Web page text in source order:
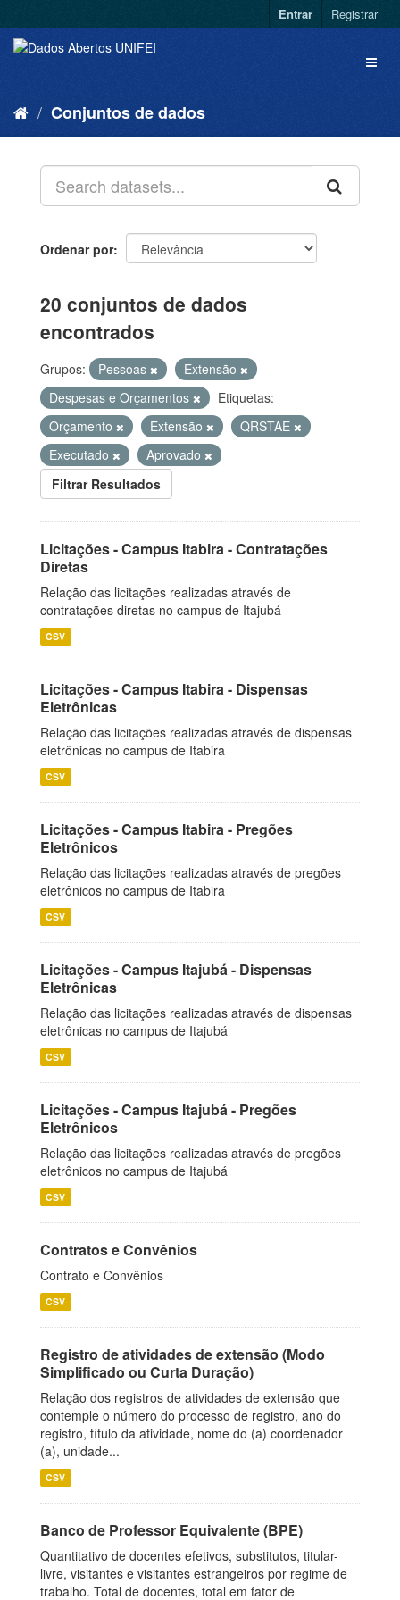
Entrar Registrar
Conjuntos de dados
Ordenar por
20 conjuntos de dados
encontrados
Grupos: Pessoas
Extensão
Despesas e Orçamentos
Etiquetas:
Orçamento
Extensão
QRSTAE
Executado
Aprovado
Filtrar Resultados
Licitações - Campus Itabira - Contratações
Diretas
Relação das licitações realizadas através de
contratações diretas no campus de Itajubá
CSV
Licitações - Campus Itabira - Dispensas
Eletrônicas
Relação das licitações realizadas através de dispensas
eletrônicas no campus de Itabira
CSV
Licitações - Campus Itabira - Pregões
Eletrônicos
Relação das licitações realizadas através de pregões
eletrônicos no campus de Itabira
CSV
Licitações - Campus Itajubá - Dispensas
Eletrônicas
Relação das licitações realizadas através de dispensas
eletrônicas no campus de Itajubá
CSV
Licitações - Campus Itajubá - Pregões
Eletrônicos
Relação das licitações realizadas através de pregões
eletrônicos no campus de Itajubá
CSV
Contratos e Convênios
Contrato e Convênios
CSV
Registro de atividades de extensão (Modo
Simplificado ou Curta Duração)
Relação dos registros de atividades de extensão que
contemple o número do processo de registro, ano do
registro, título da atividade, nome do (a) coordenador
(a), unidade...
CSV
Banco de Professor Equivalente (BPE)
Quantitativo de docentes efetivos, substitutos, titular-
livre, visitantes e visitantes estrangeiros por regime de
trabalho. Total de docentes, total em fator de